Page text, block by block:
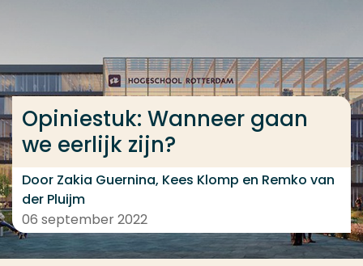
Opiniestuk: Wanneer gaan
we eerlijk zijn?
Door Zakia Guernina, Kees Klomp en Remko van
der Pluijm
06 september 2022
Veel gezocht
Opleiding
Contact